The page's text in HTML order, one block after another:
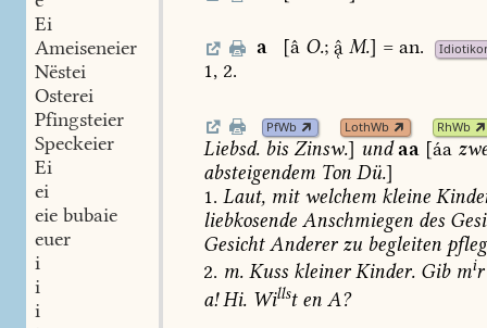
Ei
Ameiseneier
Nëstei
Osterei
Pfingsteier
Speckeier
Ei
ei
eie bubaie
euer
i
i
i
a [â O.; M.] =an.
1, 2.
PfWb LothWb RhWb
Liebsd. bis Zinsw.] und aa [áa
absteigendem Ton Dü.]
1. Laut, mitwelchem kleine
liebkosende Anschmiegen des
GesichtAndererzu begleiten
2. m. Kuss kleinerKinder. Gibmir
a! Hi. Willsten A?